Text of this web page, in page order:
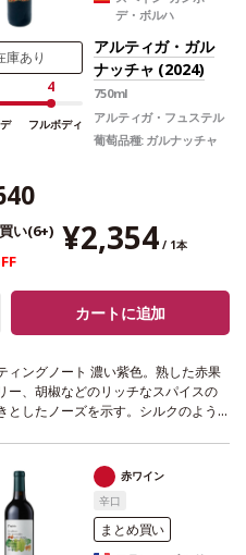
らしく親しみやすく魅力的 byワイン
フィリップ・メルカ & マーヤン・コ
葡萄品種100% カベルネ・ソーヴィ
*本ヴィンテージが在庫切れの場合、在
価格が同様の場合は自動的に次のヴ
ジに変更されます、ご了承くださ
庫あり
4
フルボディ
デ・ボルハ
アルティガ・ガル
ナッチャ (2024)
750ml
アルティガ・フュステル
葡萄品種: ガルナッチャ
い(6+) ¥2,354/ 1本
カートに追加
ィングノート 濃い紫色。熟した赤果
ー、胡椒などのリッチなスパイスの
としたノーズを示す。シルクのよう
と続く。合う料理焼き肉、焼き野
チのようなスパイスの効いた一品な
性。イベリコハムやチョリソーな
的なスペイン料理とも愉しめる。
100% ガルナッチャ*本ヴィンテージ
れの場合、在庫があり価格が同様の
赤ワイン
辛口
まとめ買い